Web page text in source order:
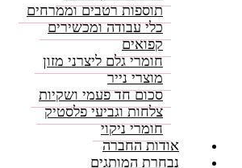
תוספות רטבים וממרחים
כלי עבודה ומכשירים
קפואים
חומרי גלם ליצרני מזון
מוצרי נייר
סכום חד פעמי ושקיות
צלחות וגביעי פלסטיק
חומרי ניקוי
אודות החברה
נבחרת המותגים